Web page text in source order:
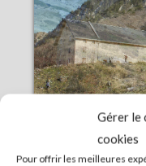
Gérer le
cookies
Pour offrir les meilleures
Pour le dernier